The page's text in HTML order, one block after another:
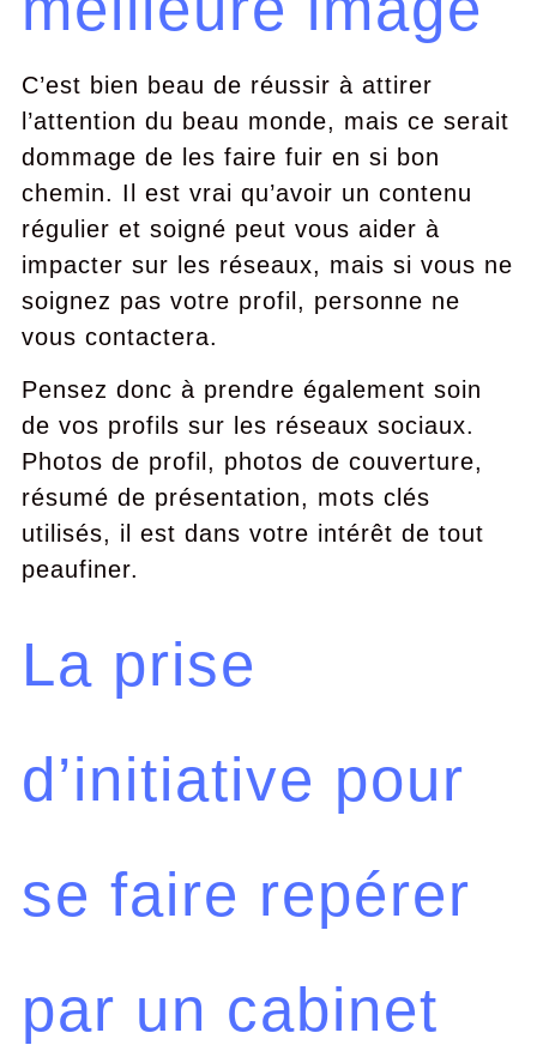
C’est bien beau de réussir à attirer
l’attention du beau monde, mais ce serait
dommage de les faire fuir en si bon
chemin. Il est vrai qu’avoir un contenu
régulier et soigné peut vous aider à
impacter sur les réseaux, mais si vous ne
soignez pas votre profil, personne ne
vous contactera.
Pensez donc à prendre également soin
de vos profils sur les réseaux sociaux.
Photos de profil, photos de couverture,
résumé de présentation, mots clés
utilisés, il est dans votre intérêt de tout
peaufiner.
La prise
d’initiative pour
se faire repérer
par un cabinet